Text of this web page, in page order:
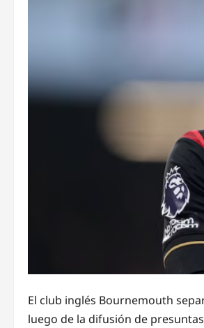
El club inglés Bournemouth
luego de la difusión de